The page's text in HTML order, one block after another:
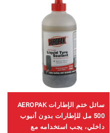
سائل ختم الإطارات AEROPAK
500 مل للإطارات بدون أنبوب
داخلي، يجب استخدامه مع